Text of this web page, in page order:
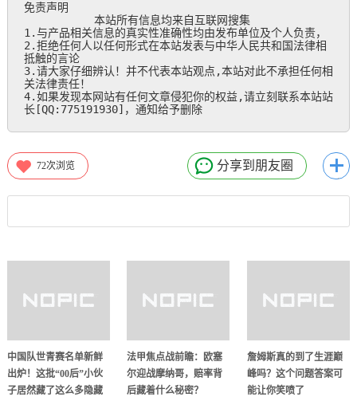
免责声明
本站所有信息均来自互联网搜集
1.与产品相关信息的真实性准确性均由发布单位及个人负责，
2.拒绝任何人以任何形式在本站发表与中华人民共和国法律相
抵触的言论
3.请大家仔细辨认！并不代表本站观点,本站对此不承担任何相
关法律责任！
4.如果发现本网站有任何文章侵犯你的权益,请立刻联系本站站
长[QQ:775191930]，通知给予删除
72次浏览 分享到朋友圈
中国队世青赛名单新鲜
出炉！这批“00后”小伙
子居然藏了这么多隐藏
法甲焦点战前瞻：欧塞
尔迎战摩纳哥，赔率背
后藏着什么秘密？
詹姆斯真的到了生涯巅
峰吗？这个问题答案可
能让你笑喷了